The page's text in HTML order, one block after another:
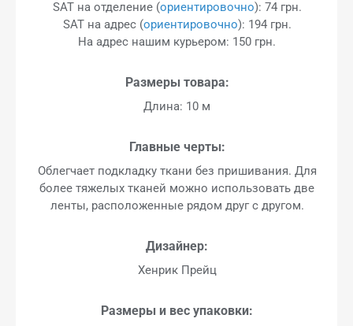
SAT на отделение (ориентировочно): 74 грн.
SAT на адрес (ориентировочно): 194 грн.
На адрес нашим курьером: 150 грн.
Размеры товара:
Длина: 10 м
Главные черты:
Облегчает подкладку ткани без пришивания. Для
более тяжелых тканей можно использовать две
ленты, расположенные рядом друг с другом.
Дизайнер:
Хенрик Прейц
Размеры и вес упаковки: